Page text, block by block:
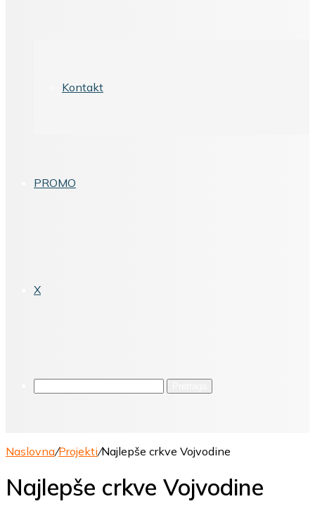
Kontakt
PROMO
X
Naslovna/Projekti/Najlepše crkve Vojvodine
Najlepše crkve Vojvodine